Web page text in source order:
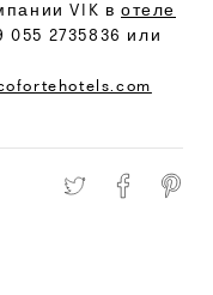
VIK в отеле
055 2735836 или